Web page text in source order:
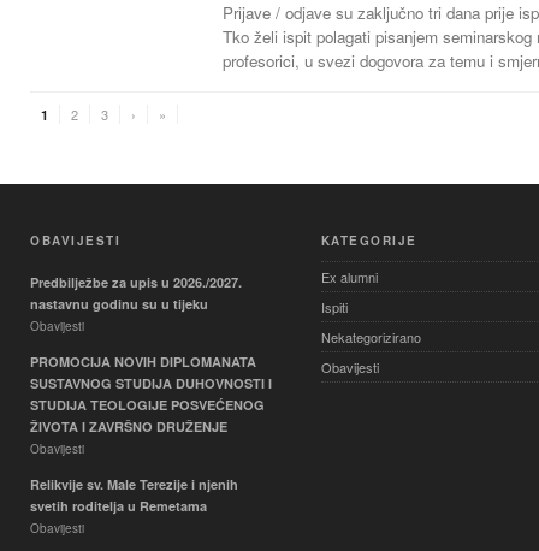
Prijave / odjave su zaključno tri dana prije
Tko želi ispit polagati pisanjem
profesorici, u svezi dogovora za temu i
1 2 3 › »
OBAVIJESTI
Predbilježbe za upis u 2026./2027.
nastavnu godinu su u tijeku
Obavijesti
PROMOCIJA NOVIH DIPLOMANATA
SUSTAVNOG STUDIJA DUHOVNOSTI I
STUDIJA TEOLOGIJE POSVEĆENOG
ŽIVOTA I ZAVRŠNO DRUŽENJE
Obavijesti
Relikvije sv. Male Terezije i njenih
svetih roditelja u Remetama
Obavijesti
KATEGORIJE
Ex alumni
Ispiti
Nekategorizirano
Obavijesti